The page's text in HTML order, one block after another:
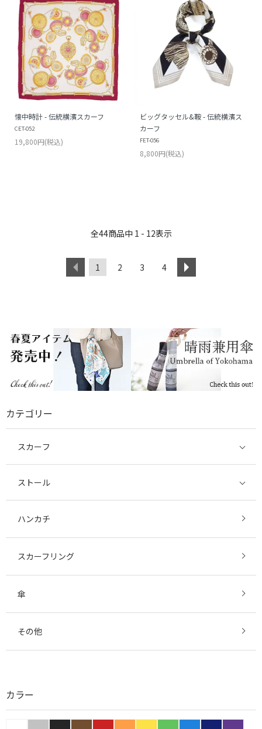
懐中時計 - 伝統横濱スカーフ
CET-052
19,800円(税込)
ビッグタッセル&鞍 - 伝統横濱ス
カーフ
FET-056
8,800円(税込)
全44商品中 1 - 12表示
1 2 3 4
カテゴリー
スカーフ
ストール
ハンカチ
スカーフリング
傘
その他
カラー